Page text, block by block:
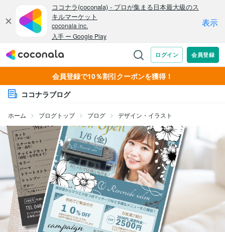
会員登録で10％割引クーポンを獲得！
ココナラブログ
ホーム ブログトップ ブログ デザイン・イラスト